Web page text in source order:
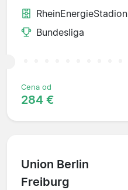
RheinEnergieStadion
Bundesliga
Cena od
284 €
Union Berlin
Freiburg